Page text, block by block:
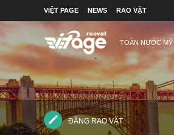
VIỆT PAGE NEWS RAO VẶT
TOÀN NƯỚC MỸ
ĐĂNG RAO VẶT